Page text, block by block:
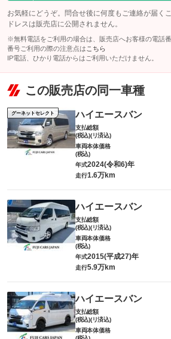
お気軽にどうぞ。問合せ後に何度もご連絡が届く
ドレスは販売店に公開されません。
※無料電話をご利用の場合は、販売店へお客様の電話
番号ご利用の際の注意点は こちら
IP電話、ひかり電話からはご利用いただけません。
この販売店の同一車種
グーネットセレクト ハイエースバン
支払総額
(税込)(リ済込)
車両本体価格
(税込)
年式2024(令和6)年
走行1.6万km
ハイエースバン
支払総額
(税込)(リ済込)
車両本体価格
(税込)
年式2015(平成27)年
走行5.9万km
ハイエースバン
支払総額
(税込)(リ済込)
車両本体価格